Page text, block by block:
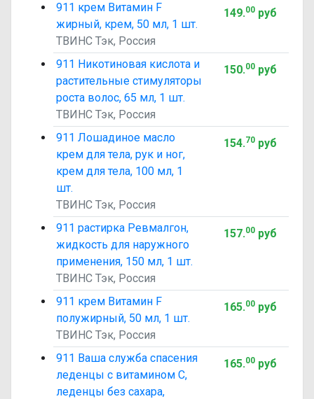
911 крем Витамин F
жирный, крем, 50 мл, 1 шт.
ТВИНС Тэк, Россия
149.00руб
911 Никотиновая кислота и
растительные стимуляторы
роста волос, 65 мл, 1 шт.
ТВИНС Тэк, Россия
150.00руб
911 Лошадиное масло
крем для тела, рук и ног,
крем для тела, 100 мл, 1
шт.
ТВИНС Тэк, Россия
154.70руб
911 растирка Ревмалгон,
жидкость для наружного
применения, 150 мл, 1 шт.
ТВИНС Тэк, Россия
157.00руб
911 крем Витамин F
полужирный, 50 мл, 1 шт.
ТВИНС Тэк, Россия
165.00руб
911 Ваша служба спасения
леденцы с витамином C,
леденцы без сахара,
165.00руб